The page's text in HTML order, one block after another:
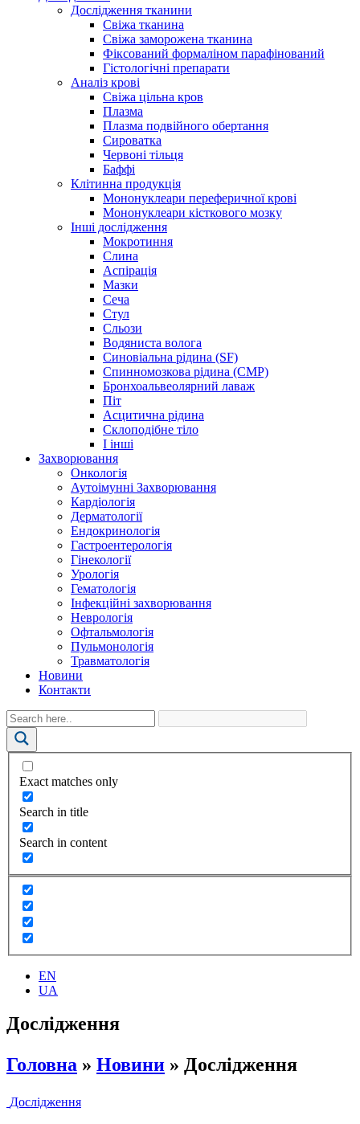
Дослідження тканини
Свіжа тканина
Свіжа заморожена тканина
Фіксований формаліном парафінований
Гістологічні препарати
Аналіз крові
Свіжа цільна кров
Плазма
Плазма подвійного обертання
Сироватка
Червоні тільця
Баффі
Клітинна продукція
Мононуклеари переферичної крові
Мононуклеари кісткового мозку
Інші дослідження
Мокротиння
Слина
Аспірація
Мазки
Сеча
Стул
Сльози
Водяниста волога
Синовіальна рідина (SF)
Спинномозкова рідина (CMP)
Бронхоальвеолярний лаваж
Піт
Асцитична рідина
Склоподібне тіло
І інші
Захворювання
Онкологія
Аутоімунні Захворювання
Кардіологія
Дерматології
Ендокринологія
Гастроентерологія
Гінекології
Урологія
Гематологія
Інфекційні захворювання
Неврологія
Офтальмологія
Пульмонологія
Травматологія
Новини
Контакти
Exact matches only
Search in title
Search in content
EN
UA
Дослідження
Головна » Новини » Дослідження
Дослідження